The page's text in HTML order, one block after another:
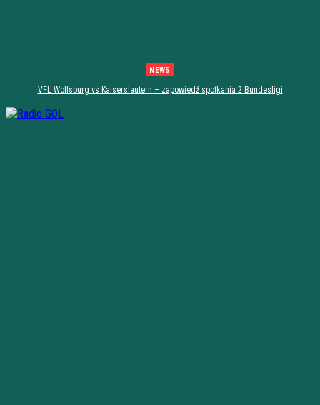
NEWS
VFL Wolfsburg vs Kaiserslautern – zapowiedź spotkania 2 Bundesligi